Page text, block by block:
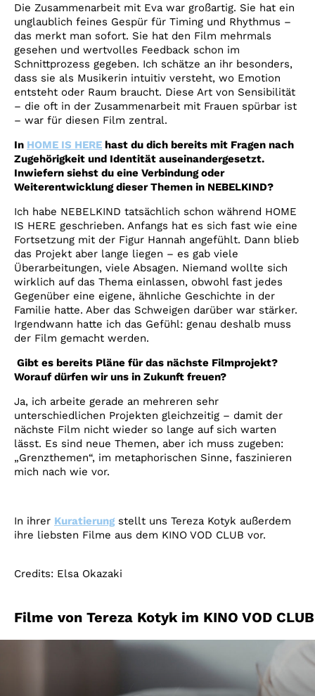
Die Zusammenarbeit mit Eva war großartig. Sie hat ein
unglaublich feines Gespür für Timing und Rhythmus –
das merkt man sofort. Sie hat den Film mehrmals
gesehen und wertvolles Feedback schon im
Schnittprozess gegeben. Ich schätze an ihr besonders,
dass sie als Musikerin intuitiv versteht, wo Emotion
entsteht oder Raum braucht. Diese Art von Sensibilität
– die oft in der Zusammenarbeit mit Frauen spürbar ist
– war für diesen Film zentral.
In HOME IS HERE hast du dich bereits mit Fragen nach
Zugehörigkeit und Identität auseinandergesetzt.
Inwiefern siehst du eine Verbindung oder
Weiterentwicklung dieser Themen in NEBELKIND?
Ich habe NEBELKIND tatsächlich schon während HOME
IS HERE geschrieben. Anfangs hat es sich fast wie eine
Fortsetzung mit der Figur Hannah angefühlt. Dann blieb
das Projekt aber lange liegen – es gab viele
Überarbeitungen, viele Absagen. Niemand wollte sich
wirklich auf das Thema einlassen, obwohl fast jedes
Gegenüber eine eigene, ähnliche Geschichte in der
Familie hatte. Aber das Schweigen darüber war stärker.
Irgendwann hatte ich das Gefühl: genau deshalb muss
der Film gemacht werden.
Gibt es bereits Pläne für das nächste Filmprojekt?
Worauf dürfen wir uns in Zukunft freuen?
Ja, ich arbeite gerade an mehreren sehr
unterschiedlichen Projekten gleichzeitig – damit der
nächste Film nicht wieder so lange auf sich warten
lässt. Es sind neue Themen, aber ich muss zugeben:
„Grenzthemen“, im metaphorischen Sinne, faszinieren
mich nach wie vor.
In ihrer Kuratierungstellt uns Tereza Kotyk außerdem
ihre liebsten Filme aus dem KINO VOD CLUB vor.
Credits: Elsa Okazaki
Filme von Tereza Kotyk im KINO VOD CLUB